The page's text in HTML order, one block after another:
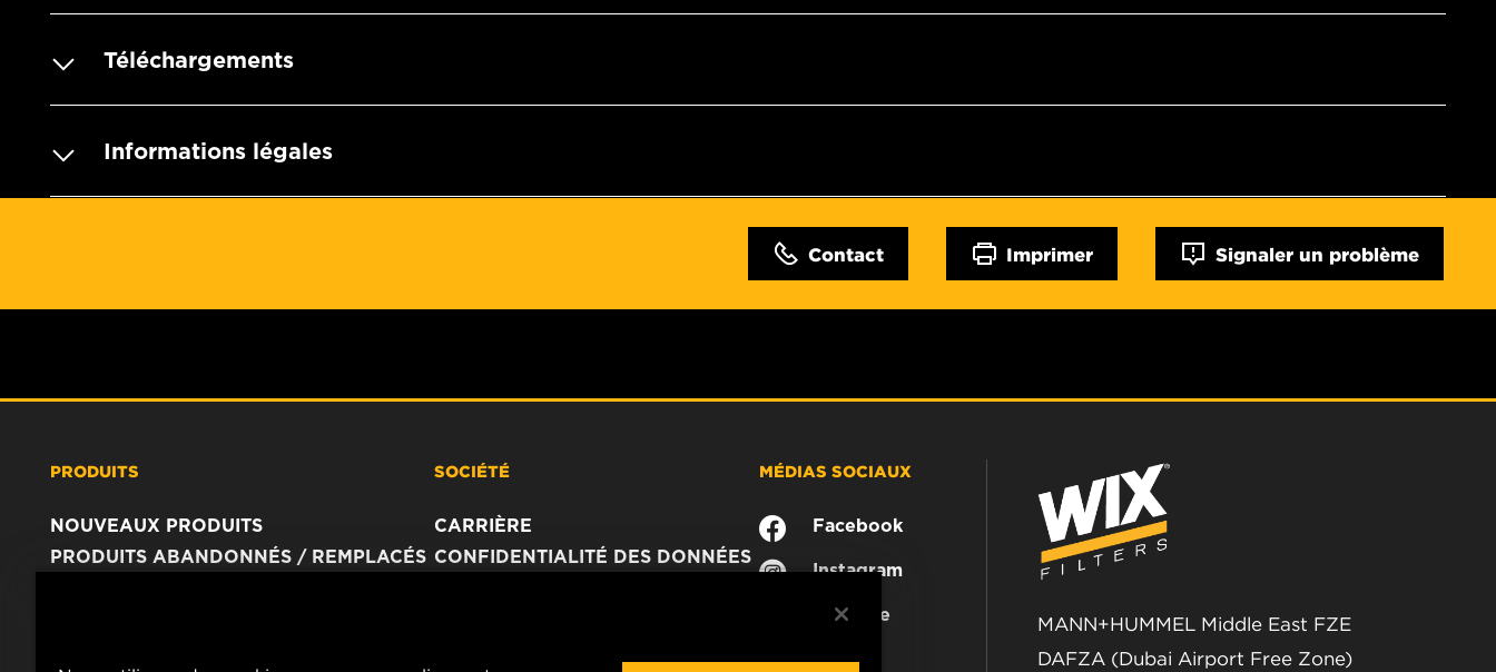
Téléchargements
Informations légales
Contact Imprimer Signaler un problème
PRODUITS
NOUVEAUX PRODUITS
PRODUITS ABANDONNÉS / REMPLACÉS
SOCIÉTÉ
CARRIÈRE
CONFIDENTIALITÉ DES DONNÉES
MÉDIAS SOCIAUX
Facebook
Instagram
YouTube
MANN+HUMMEL Middle East FZE
DAFZA (Dubai Airport Free Zone)